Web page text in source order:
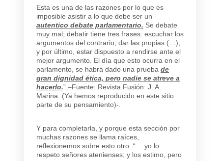
Esta es una de las razones por lo que es
imposible asistir a lo que debe ser un
autentico debate parlamentario. Se debate
muy mal; debatir tiene tres frases: escuchar los
argumentos del contrario; dar las propias (…),
y por último, estar dispuesto a rendirse ante el
mejor argumento. El día que esto ocurra en el
parlamento, se habrá dado una prueba de
gran dignidad ética, pero nadie se atreve a
hacerlo.” –Fuente: Revista Fusión: J. A.
Marina. (Ya hemos reproducido en este sitio
parte de su pensamiento)-.
Y para completarla, y porque esta sección por
muchas razones se llama raíces,
reflexionemos sobre esto otro. “… yo lo
respeto señores atenienses; y los estimo, pero